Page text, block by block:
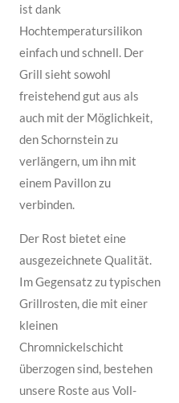
ist dank
Hochtemperatursilikon
einfach und schnell. Der
Grill sieht sowohl
freistehend gut aus als
auch mit der Möglichkeit,
den Schornstein zu
verlängern, um ihn mit
einem Pavillon zu
verbinden.
Der Rost bietet eine
ausgezeichnete Qualität.
Im Gegensatz zu typischen
Grillrosten, die mit einer
kleinen
Chromnickelschicht
überzogen sind, bestehen
unsere Roste aus Voll-